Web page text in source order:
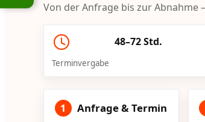
Von der Anfrage bis zur Abnahme
48–72 Std.
Terminvergabe
1 Anfrage & Termin